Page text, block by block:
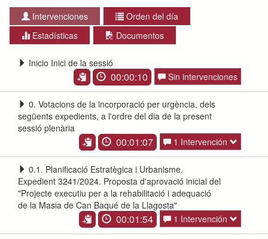
Intervenciones
Orden del día
Estadísticas
Documentos
Inicio Inici de la sessió
00:00:10 Sin intervenciones
0. Votacions de la incorporació per urgència, dels
següents expedients, a l'ordre del dia de la present
sessió plenària
00:01:07 1 Intervención
0.1. Planificació Estratègica i Urbanisme.
Expedient 3241/2024. Proposta d'aprovació inicial del
"Projecte executiu per a la rehabilitació i adequació
de la Masia de Can Baqué de la Llagosta"
00:01:54 1 Intervención